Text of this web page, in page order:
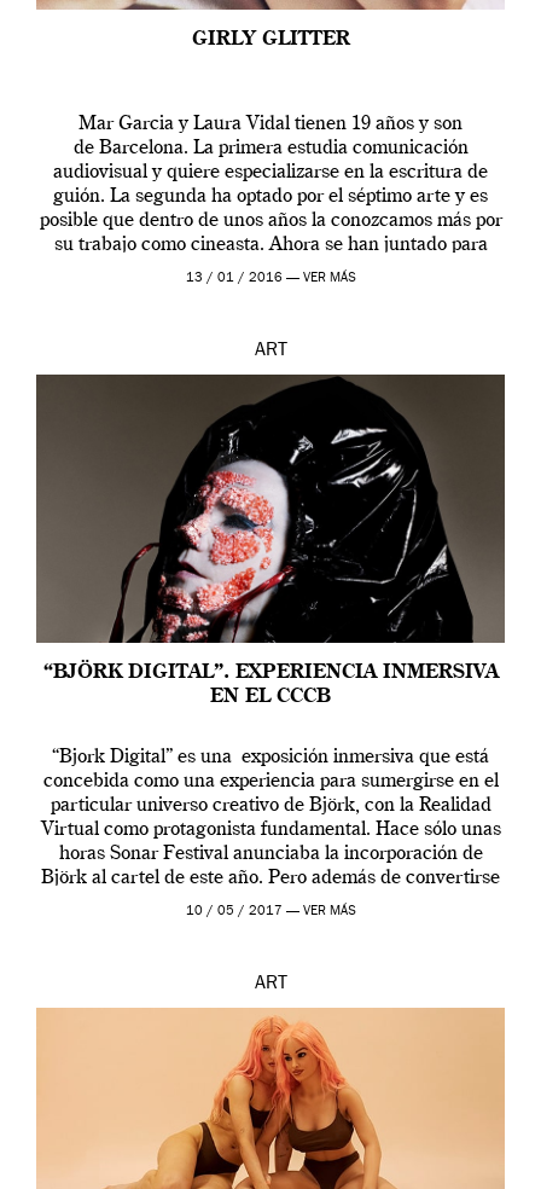
GIRLY GLITTER
Mar Garcia y Laura Vidal tienen 19 años y son
de Barcelona. La primera estudia comunicación
audiovisual y quiere especializarse en la escritura de
guión. La segunda ha optado por el séptimo arte y es
posible que dentro de unos años la conozcamos más por
su trabajo como cineasta. Ahora se han juntado para
contarnos una […]
13 / 01 / 2016 — VER MÁS
ART
“BJÖRK DIGITAL”. EXPERIENCIA INMERSIVA
EN EL CCCB
“Bjork Digital” es una exposición inmersiva que está
concebida como una experiencia para sumergirse en el
particular universo creativo de Björk, con la Realidad
Virtual como protagonista fundamental. Hace sólo unas
horas Sonar Festival anunciaba la incorporación de
Björk al cartel de este año. Pero además de convertirse
en una de las actuaciones más relevantes […]
10 / 05 / 2017 — VER MÁS
ART